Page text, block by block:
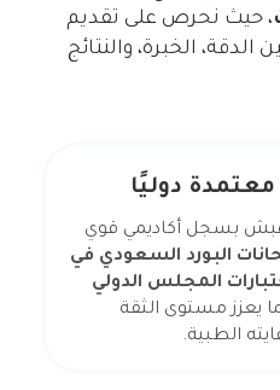
، حيث نحرص على تقديم
الخبرة، والنتائج
دوليًا
بسجل أكاديمي قوي
البورد السعودي في
المجلس الدولي
يعزز مستوى الثقة
الطبية.